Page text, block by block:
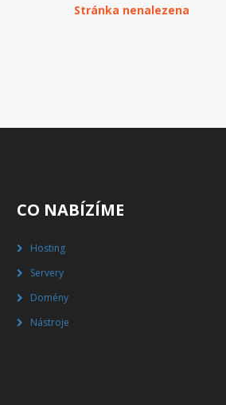
Stránka nenalezena
CO NABÍZÍME
Hosting
Servery
Domény
Nástroje